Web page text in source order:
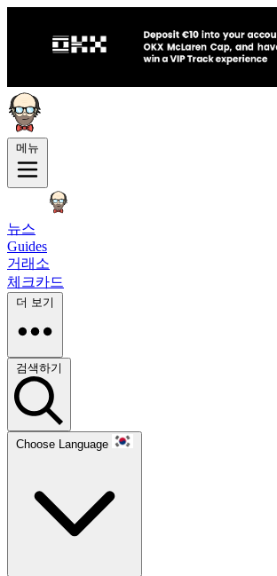
메뉴
뉴스
Guides
거래소
체크카드
더 보기
검색하기
Choose Language